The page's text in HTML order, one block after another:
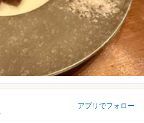
アプリでフォロー